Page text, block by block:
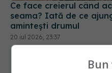
Ce face creierul când
seama? Iată de ce
amintești drumul
20 iul 2026, 23:37